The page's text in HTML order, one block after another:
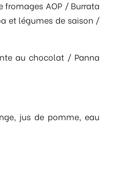
AOP / Burrata
et légumes de saison /
au chocolat / Panna
jus de pomme, eau